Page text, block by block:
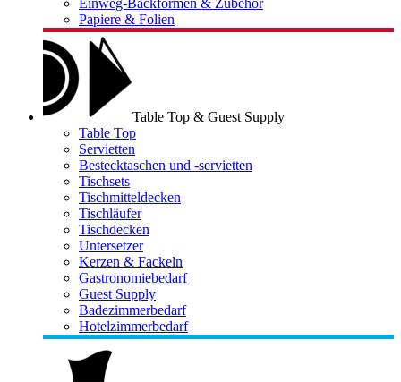
Einweg-Backformen & Zubehör
Papiere & Folien
Table Top & Guest Supply
Table Top
Servietten
Bestecktaschen und -servietten
Tischsets
Tischmitteldecken
Tischläufer
Tischdecken
Untersetzer
Kerzen & Fackeln
Gastronomiebedarf
Guest Supply
Badezimmerbedarf
Hotelzimmerbedarf